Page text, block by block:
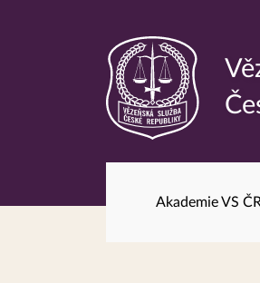
Odkaz
na
Akademie VS ČR